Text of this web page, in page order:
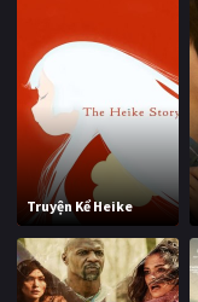
Truyện Kể Heike